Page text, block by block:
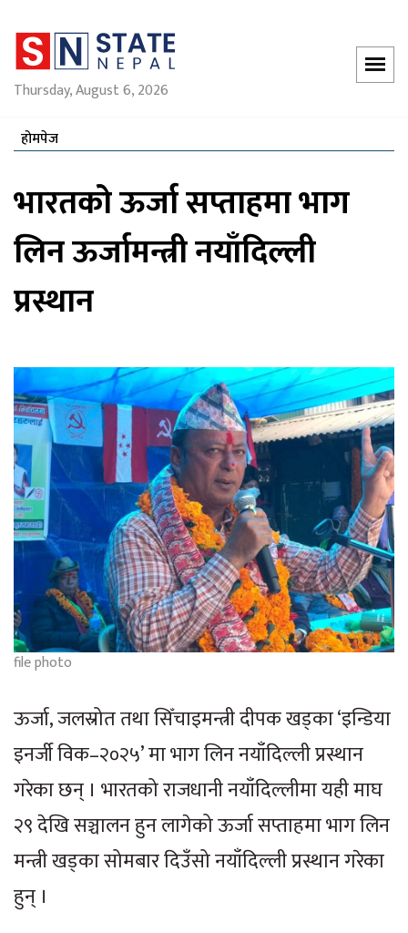
Thursday, August 6, 2026
होमपेज
भारतको ऊर्जा सप्ताहमा भाग
लिन ऊर्जामन्त्री नयाँदिल्ली
प्रस्थान
file photo
ऊर्जा, जलस्रोत तथा सिँचाइमन्त्री दीपक खड्का ‘इन्डिया
इनर्जी विक–२०२५’ मा भाग लिन नयाँदिल्ली प्रस्थान
गरेका छन् । भारतको राजधानी नयाँदिल्लीमा यही माघ
२९ देखि सञ्चालन हुन लागेको ऊर्जा सप्ताहमा भाग लिन
मन्त्री खड्का सोमबार दिउँसो नयाँदिल्ली प्रस्थान गरेका
हुन् ।